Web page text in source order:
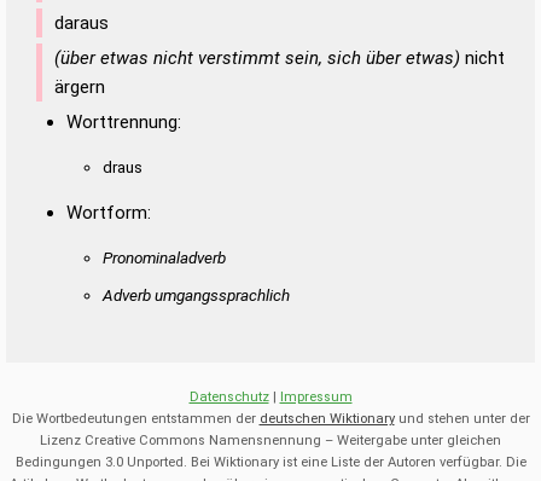
daraus
(über etwas nicht verstimmt sein, sich über etwas) nicht
ärgern
Worttrennung:
draus
Wortform:
Pronominaladverb
Adverb umgangssprachlich
Datenschutz| Impressum
Die Wortbedeutungen entstammen der deutschen Wiktionaryund stehen unter der
Lizenz Creative Commons Namensnennung – Weitergabe unter gleichen
Bedingungen 3.0 Unported. Bei Wiktionary ist eine Liste der Autoren verfügbar. Die